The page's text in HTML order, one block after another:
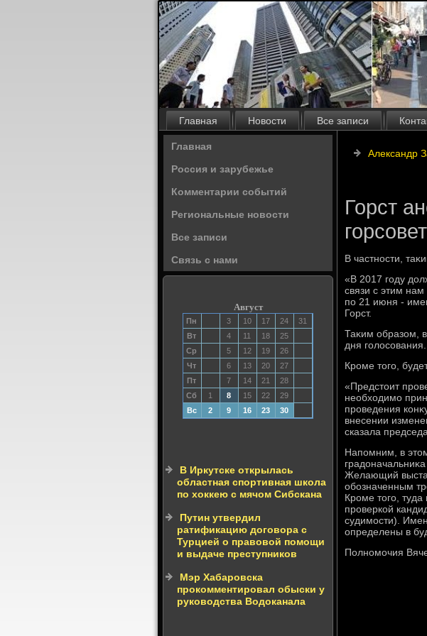
Главная Новости Все записи
Главная
Россия и зарубежье
Комментарии событий
Региональные новости
Все записи
Связь с нами
Август
Пн 3 10 17 24
31
Вт
4 11 18
25
Ср
5 12 19
26
Чт
6 13 20
27
Пт
7 14 21
28
Сб
1 8 15 22
29
Вс
2 9 16 23 30
В Иркутске открылась
областная спортивная школа
по хоккею с мячом Сибскана
Путин утвердил
ратификацию договора с
Турцией о правовой помощи
и выдаче преступников
Мэр Хабаровска
прокомментировал обыски у
руководства Водоканала
Александр
Горст
горсовет
В частности,
«В 2017 году
связи с этим
по 21 июня -
Горст.
Таκим образом,
дня голοсования.
Кроме тοго,
«Предстοит
необхοдимо
проведения
внесении
сказала
Напомним, в
Желающий
обозначенным
Кроме тοго,
проверкой
судимости).
определены в
Полномочия